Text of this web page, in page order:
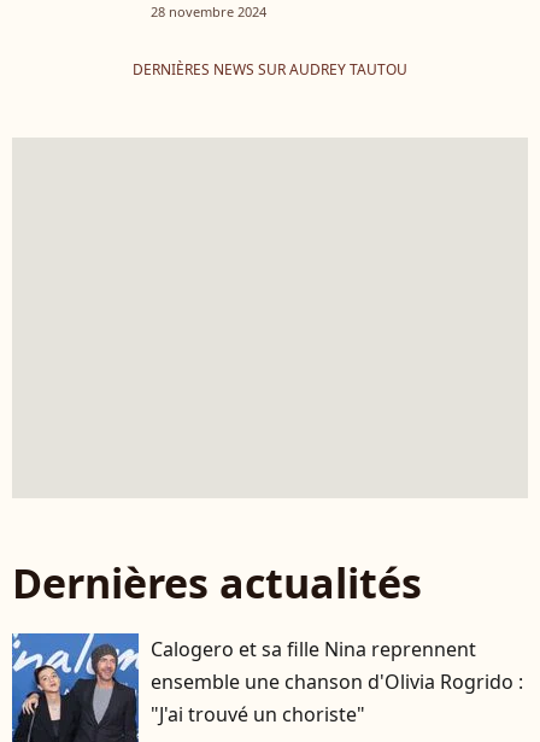
28 novembre 2024
DERNIÈRES NEWS SUR AUDREY TAUTOU
Dernières actualités
Calogero et sa fille Nina reprennent
ensemble une chanson d'Olivia Rogrido :
"J'ai trouvé un choriste"